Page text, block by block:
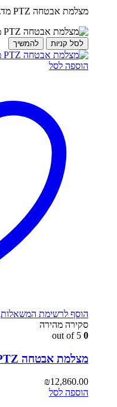
מצלמת אבטחה PTZ מדגם SONY SNC-EP580
לסל קניות להמשיך
הוספה לסל
הוסף לרשימת המשאלות
סקירה מהירה
0
מצלמת אבטחה PTZ מדגם SONY SNC-EP580
₪12,860.00
הוספה לסל